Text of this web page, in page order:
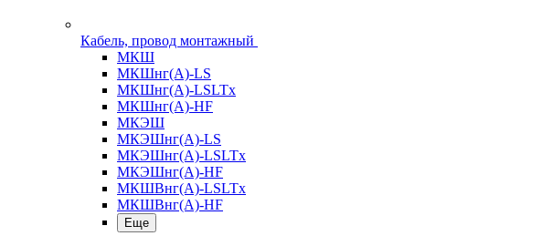
Кабель, провод монтажный
МКШ
МКШнг(А)-LS
МКШнг(А)-LSLTx
МКШнг(А)-HF
МКЭШ
МКЭШнг(А)-LS
МКЭШнг(А)-LSLTx
МКЭШнг(А)-HF
МКШВнг(A)-LSLTx
МКШВнг(А)-HF
Еще